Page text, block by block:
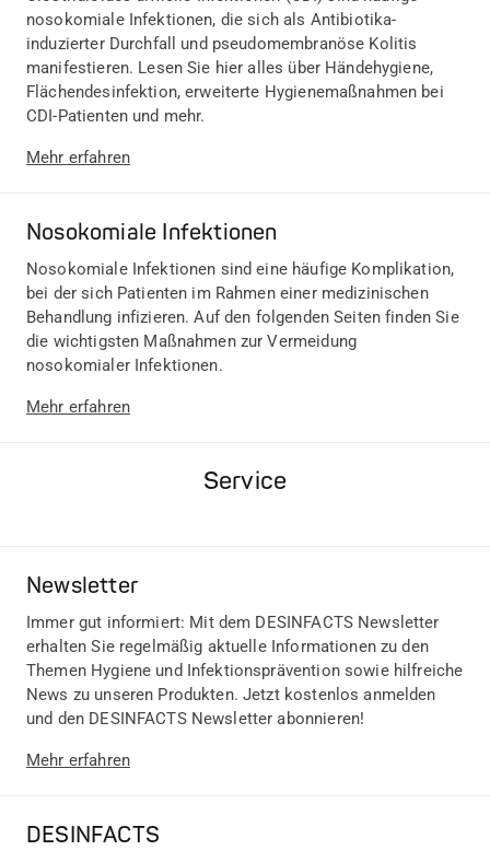
nosokomiale Infektionen, die sich als Antibiotika-
induzierter Durchfall und pseudomembranöse Kolitis
manifestieren. Lesen Sie hier alles über Händehygiene,
Flächendesinfektion, erweiterte Hygienemaßnahmen bei
CDI-Patienten und mehr.
Mehr erfahren
Nosokomiale Infektionen
Nosokomiale Infektionen sind eine häufige Komplikation,
bei der sich Patienten im Rahmen einer medizinischen
Behandlung infizieren. Auf den folgenden Seiten finden Sie
die wichtigsten Maßnahmen zur Vermeidung
nosokomialer Infektionen.
Mehr erfahren
Service
Newsletter
Immer gut informiert: Mit dem DESINFACTS Newsletter
erhalten Sie regelmäßig aktuelle Informationen zu den
Themen Hygiene und Infektionsprävention sowie hilfreiche
News zu unseren Produkten. Jetzt kostenlos anmelden
und den DESINFACTS Newsletter abonnieren!
Mehr erfahren
DESINFACTS